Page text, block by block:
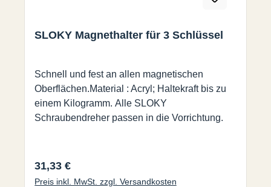
SLOKY Magnethalter für 3 Schlüssel
Schnell und fest an allen magnetischen
Oberflächen.Material : Acryl; Haltekraft bis zu
einem Kilogramm. Alle SLOKY
Schraubendreher passen in die Vorrichtung.
Regulärer Preis:
31,33 €
Preis inkl. MwSt. zzgl. Versandkosten